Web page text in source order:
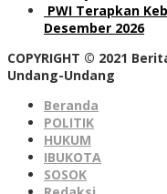
PWI Terapkan
Desember 2026
COPYRIGHT © 2021
Undang-Undang
Beranda
POLITIK
HUKUM
IBUKOTA
SOSOK